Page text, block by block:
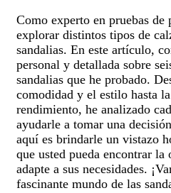
Como experto en pruebas de
explorar distintos tipos de
sandalias. En este artículo,
personal y detallada sobre
sandalias que he probado.
comodidad y el estilo hasta
rendimiento, he analizado
ayudarle a tomar una
aquí es brindarle un vistazo
que usted pueda encontrar la
adapte a sus necesidades.
fascinante mundo de las